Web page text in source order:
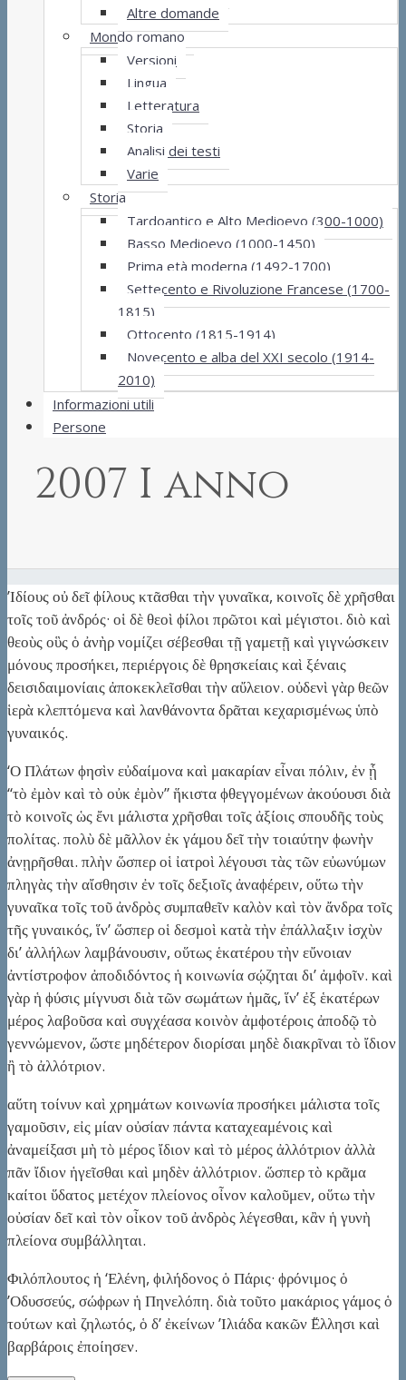
Altre domande
Mondo romano
Versioni
Lingua
Letteratura
Storia
Analisi dei testi
Varie
Storia
Tardoantico e Alto Medioevo (300-1000)
Basso Medioevo (1000-1450)
Prima età moderna (1492-1700)
Settecento e Rivoluzione Francese (1700-
1815)
Ottocento (1815-1914)
Novecento e alba del XXI secolo (1914-
2010)
Informazioni utili
Persone
2007 I anno
’Ιδίους οὐ δεῖ ϕίλους κτᾶσθαι τὴν γυναῖκα, κοινοῖς δὲ χρῆσθαι
τοῖς τοῦ ἀνδρός· οἱ δὲ θεοὶ ϕίλοι πρῶτοι καὶ μέγιστοι. διὸ καὶ
θεοὺς οὓς ὁ ἀνὴρ νομίζει σέβεσθαι τῇ γαμετῇ καὶ γιγνώσκειν
μόνους προσήκει, περιέργοις δὲ θρησκείαις καὶ ξέναις
δεισιδαιμονίαις ἀποκεκλεῖσθαι τὴν αὔλειον. οὐδενὶ γὰρ θεῶν
ἱερὰ κλεπτόμενα καὶ λανθάνοντα δρᾶται κεχαρισμένως ὑπὸ
γυναικός.
‘Ο Πλάτων ϕησὶν εὐδαίμονα καὶ μακαρίαν εἶναι πόλιν, ἐν ᾗ
“τὸ ἐμὸν καὶ τὸ οὐκ ἐμὸν” ἥκιστα ϕθεγγομένων ἀκούουσι διὰ
τὸ κοινοῖς ὡς ἔνι μάλιστα χρῆσθαι τοῖς ἀξίοις σπουδῆς τοὺς
πολίτας. πολὺ δὲ μᾶλλον ἐκ γάμου δεῖ τὴν τοιαύτην ϕωνὴν
ἀνῃρῆσθαι. πλὴν ὥσπερ οἱ ἰατροὶ λέγουσι τὰς τῶν εὐωνύμων
πληγὰς τὴν αἴσθησιν ἐν τοῖς δεξιοῖς ἀναϕέρειν, οὕτω τὴν
γυναῖκα τοῖς τοῦ ἀνδρὸς συμπαθεῖν καλὸν καὶ τὸν ἄνδρα τοῖς
τῆς γυναικός, ἵν’ ὥσπερ οἱ δεσμοὶ κατὰ τὴν ἐπάλλαξιν ἰσχὺν
δι’ ἀλλήλων λαμβάνουσιν, οὕτως ἑκατέρου τὴν εὔνοιαν
ἀντίστροϕον ἀποδιδόντος ἡ κοινωνία σῴζηται δι’ ἀμϕοῖν. καὶ
γὰρ ἡ ϕύσις μίγνυσι διὰ τῶν σωμάτων ἡμᾶς, ἵν’ ἐξ ἑκατέρων
μέρος λαβοῦσα καὶ συγχέασα κοινὸν ἀμϕοτέροις ἀποδῷ τὸ
γεννώμενον, ὥστε μηδέτερον διορίσαι μηδὲ διακρῖναι τὸ ἴδιον
ἢ τὸ ἀλλότριον.
αὕτη τοίνυν καὶ χρημάτων κοινωνία προσήκει μάλιστα τοῖς
γαμοῦσιν, εἰς μίαν οὐσίαν πάντα καταχεαμένοις καὶ
ἀναμείξασι μὴ τὸ μέρος ἴδιον καὶ τὸ μέρος ἀλλότριον ἀλλὰ
πᾶν ἴδιον ἡγεῖσθαι καὶ μηδὲν ἀλλότριον. ὥσπερ τὸ κρᾶμα
καίτοι ὕδατος μετέχον πλείονος οἶνον καλοῦμεν, οὕτω τὴν
οὐσίαν δεῖ καὶ τὸν οἶκον τοῦ ἀνδρὸς λέγεσθαι, κἂν ἡ γυνὴ
πλείονα συμβάλληται.
Φιλόπλουτος ἡ ‘Ελένη, ϕιλήδονος ὁ Πάρις· ϕρόνιμος ὁ
’Οδυσσεύς, σώϕρων ἡ Πηνελόπη. διὰ τοῦτο μακάριος γάμος ὁ
τούτων καὶ ζηλωτός, ὁ δ’ ἐκείνων ’Ιλιάδα κακῶν ῞Ελλησι καὶ
βαρβάροις ἐποίησεν.